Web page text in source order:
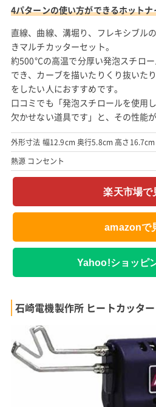
4パターンの使い方ができるホット
直線、曲線、溝堀り、フレキシブル
きマルチカッターセット。
約500°Cの高温で分厚い発泡スチロ
でき、カーブを描いたりくり抜いた
をしたい人におすすめです。
口コミでも「発泡スチロールを使用
欠かせない道具です」と、その性能が
外形寸法 幅12.9cm 奥行5.8cm 高さ16.7cm
熱源 コンセント
楽天市場で
amazonで
Yahoo!ショッピ
石崎電機製作所 ヒートカッタ